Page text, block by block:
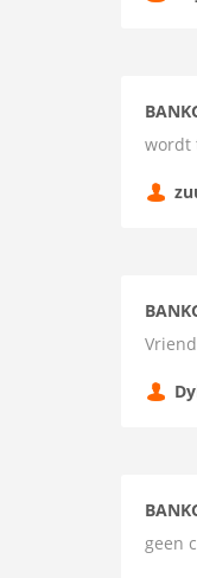
wordt
geen